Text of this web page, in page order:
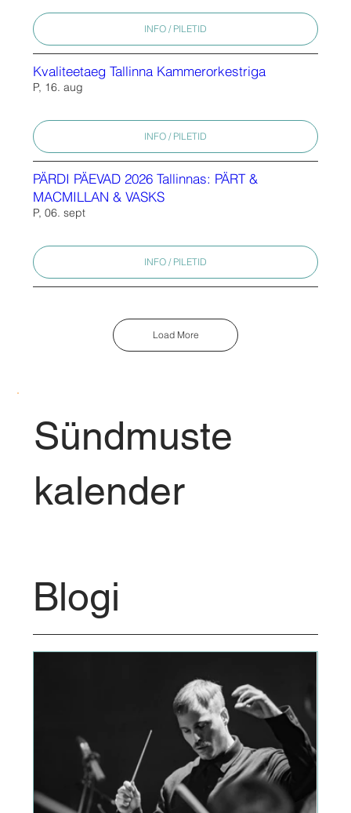
INFO / PILETID
Kvaliteetaeg Tallinna Kammerorkestriga
P, 16. aug
INFO / PILETID
PÄRDI PÄEVAD 2026 Tallinnas: PÄRT &
MACMILLAN & VASKS
P, 06. sept
INFO / PILETID
Load More
Sündmuste
kalender
Blogi